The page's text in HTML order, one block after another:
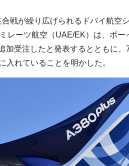
戦が繰り広げられるドバイ航空
レーツ航空（UAE/EK）は、ボー
加受注したと発表するとともに、
入れていることを明かした。